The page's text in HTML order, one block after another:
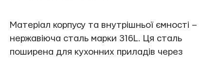
Матеріал корпусу та внутрішньої ємності –
нержавіюча сталь марки 316L. Ця сталь
поширена для кухонних приладів через